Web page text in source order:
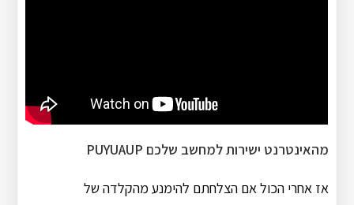
מהאינטרנט ישירות למחשב שלכם PUYUAUP
אז אחרי הכול אם הצלחתם להימנע מהקלדה של